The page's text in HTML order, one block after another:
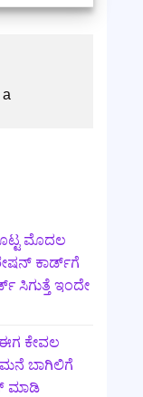
ಮೊದಲ
ಕಾರ್ಡ್‌ಗೆ
ಸಿಗುತ್ತೆ ಇಂದೇ
ಈಗ ಕೇವಲ
ಮನೆ ಬಾಗಿಲಿಗೆ‍
ಮಾಡಿ